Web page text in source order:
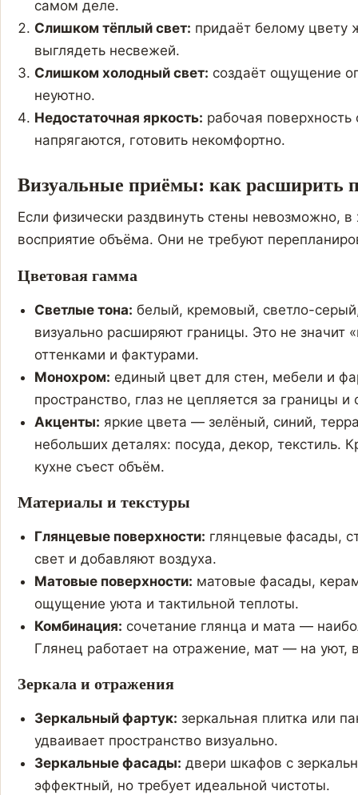
самом деле.
Слишком тёплый свет: придаёт белому цвету
выглядеть несвежей.
Слишком холодный свет: создаёт ощущение
неуютно.
Недостаточная яркость: рабочая поверхность
напрягаются, готовить некомфортно.
Визуальные приёмы: как расширить
Если физически раздвинуть стены невозможно,
восприятие объёма. Они не требуют
Цветовая гамма
Светлые тона: белый, кремовый, светло-
визуально расширяют границы. Это не значит
оттенками и фактурами.
Монохром: единый цвет для стен, мебели и
пространство, глаз не цепляется за границы и
Акценты: яркие цвета — зелёный, синий,
небольших деталях: посуда, декор, текстиль.
кухне съест объём.
Материалы и текстуры
Глянцевые поверхности: глянцевые фасады,
свет и добавляют воздуха.
Матовые поверхности: матовые фасады,
ощущение уюта и тактильной теплоты.
Комбинация: сочетание глянца и мата —
Глянец работает на отражение, мат — на уют,
Зеркала и отражения
Зеркальный фартук: зеркальная плитка или
удваивает пространство визуально.
Зеркальные фасады: двери шкафов с
эффектный, но требует идеальной чистоты.